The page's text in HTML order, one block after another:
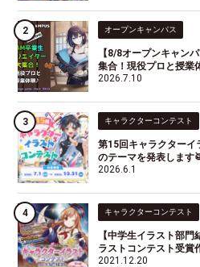
オープンキャンパス
【8/8オープンキャン
集合！現役プロと授業
2026.7.10
キャラクターコンテスト
第15回キャラクターイ
のテーマを発表します
2026.6.1
キャラクターコンテスト
【中学生イラスト部
ラストコンテスト受賞
2021.12.20